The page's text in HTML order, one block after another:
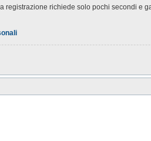
registrazione richiede solo pochi secondi e